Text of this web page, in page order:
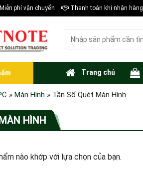
Miễn phí vận chuyển Thanh toán khi nhận hàng
kiếm:
Trang chủ
» Màn Hình » Tần Số Quét Màn Hình
HÌNH
nào khớp với lựa chọn của bạn.